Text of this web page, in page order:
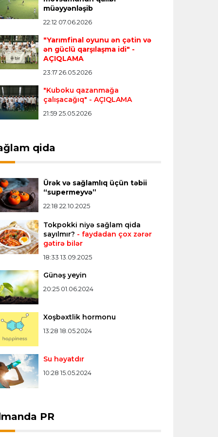
argentinalı futbolçusunu
icarəyə göndərdi
22:57 07.08.2026
Zinəddin Zidanın oğlu ilə
ayırdı
22:54 07.08.2026
voleybolu üzrə ölkə
bürünc medalın sahibi
Premyer liqa 16:52 07.08.2026
Namik Ələskərovla yollarını ayırdı
xəbərlər >>>
müəyyənləşib
22:12 07.06.2026
"Yarımfinal oyunu ən çətin və
ən güclü qarşılaşma idi" -
AÇIQLAMA
23:17 26.05.2026
"Kuboku qazanmağa
çalışacağıq" - AÇIQLAMA
21:59 25.05.2026
qida
Ürək və sağlamlıq üçün təbii
“supermeyvə”
22:18 22.10.2025
Tokpokki niyə sağlam qida
sayılmır? - faydadan çox zərər
gətirə bilər
18:33 13.09.2025
Günəş yeyin
20:25 01.06.2024
Xoşbəxtlik hormonu
13:28 18.05.2024
Su həyatdır
10:28 15.05.2024
PR